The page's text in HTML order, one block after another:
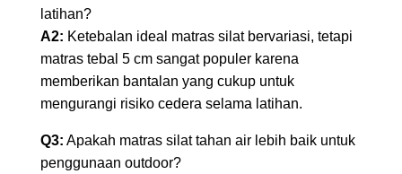
latihan?
A2: Ketebalan ideal matras silat bervariasi, tetapi
matras tebal 5 cm sangat populer karena
memberikan bantalan yang cukup untuk
mengurangi risiko cedera selama latihan.
Q3: Apakah matras silat tahan air lebih baik untuk
penggunaan outdoor?